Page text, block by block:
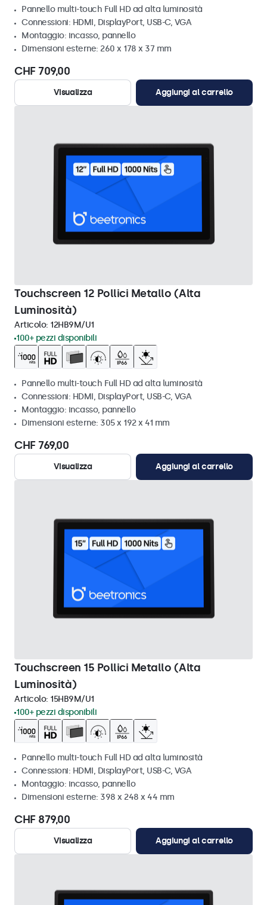
Pannello multi-touch Full HD ad alta luminosità
Connessioni: HDMI, DisplayPort, USB-C, VGA
Montaggio: incasso, pannello
Dimensioni esterne: 260 x 178 x 37 mm
CHF 709,00
Visualizza Aggiungi al carrello
Touchscreen 12 Pollici Metallo (Alta
Luminosità)
Articolo: 12HB9M/U1
100+ pezzi disponibili
Pannello multi-touch Full HD ad alta luminosità
Connessioni: HDMI, DisplayPort, USB-C, VGA
Montaggio: incasso, pannello
Dimensioni esterne: 305 x 192 x 41 mm
CHF 769,00
Visualizza Aggiungi al carrello
Touchscreen 15 Pollici Metallo (Alta
Luminosità)
Articolo: 15HB9M/U1
100+ pezzi disponibili
Pannello multi-touch Full HD ad alta luminosità
Connessioni: HDMI, DisplayPort, USB-C, VGA
Montaggio: incasso, pannello
Dimensioni esterne: 398 x 248 x 44 mm
CHF 879,00
Visualizza Aggiungi al carrello